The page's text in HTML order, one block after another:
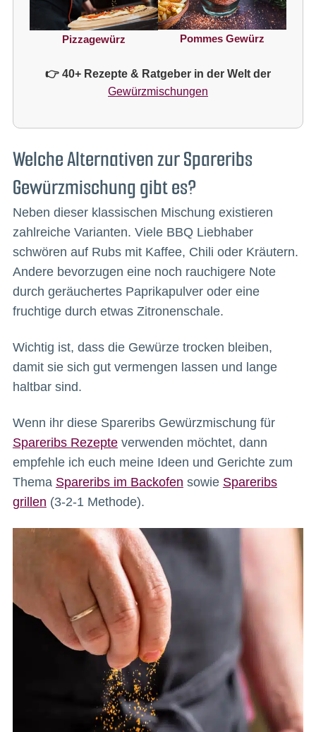
Pizzagewürz Pommes Gewürz
👉 40+ Rezepte & Ratgeber in der Welt der
Gewürzmischungen
Welche Alternativen zur Spareribs
Gewürzmischung gibt es?
Neben dieser klassischen Mischung existieren
zahlreiche Varianten. Viele BBQ Liebhaber
schwören auf Rubs mit Kaffee, Chili oder Kräutern.
Andere bevorzugen eine noch rauchigere Note
durch geräuchertes Paprikapulver oder eine
fruchtige durch etwas Zitronenschale.
Wichtig ist, dass die Gewürze trocken bleiben,
damit sie sich gut vermengen lassen und lange
haltbar sind.
Wenn ihr diese Spareribs Gewürzmischung für
Spareribs Rezepteverwenden möchtet, dann
empfehle ich euch meine Ideen und Gerichte zum
Thema Spareribs im Backofen sowie Spareribs
grillen (3-2-1 Methode).